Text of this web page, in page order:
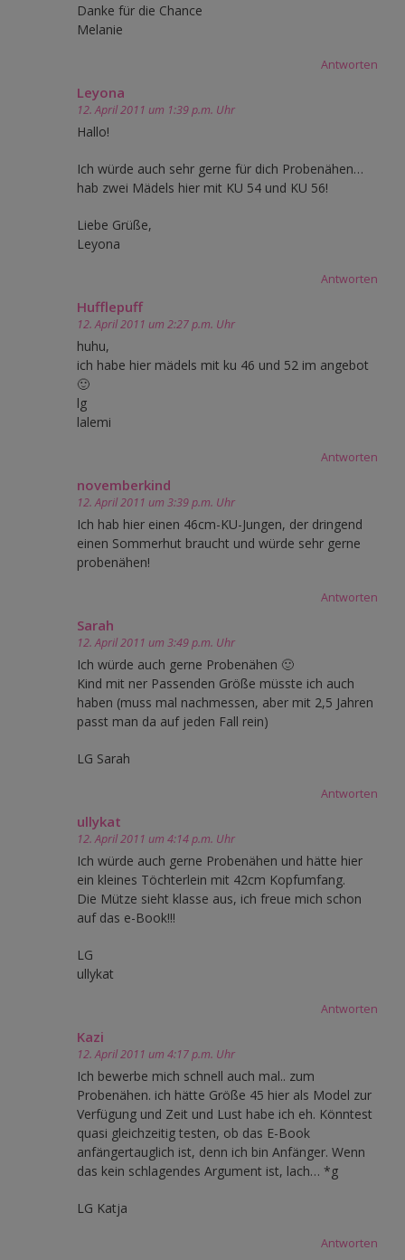
Danke für die Chance
Melanie
Antworten
Leyona
12. April 2011 um 1:39 p.m. Uhr
Hallo!
Ich würde auch sehr gerne für dich Probenähen…
hab zwei Mädels hier mit KU 54 und KU 56!
Liebe Grüße,
Leyona
Antworten
Hufflepuff
12. April 2011 um 2:27 p.m. Uhr
huhu,
ich habe hier mädels mit ku 46 und 52 im angebot
🙂
lg
lalemi
Antworten
novemberkind
12. April 2011 um 3:39 p.m. Uhr
Ich hab hier einen 46cm-KU-Jungen, der dringend
einen Sommerhut braucht und würde sehr gerne
probenähen!
Antworten
Sarah
12. April 2011 um 3:49 p.m. Uhr
Ich würde auch gerne Probenähen 🙂
Kind mit ner Passenden Größe müsste ich auch
haben (muss mal nachmessen, aber mit 2,5 Jahren
passt man da auf jeden Fall rein)
LG Sarah
Antworten
ullykat
12. April 2011 um 4:14 p.m. Uhr
Ich würde auch gerne Probenähen und hätte hier
ein kleines Töchterlein mit 42cm Kopfumfang.
Die Mütze sieht klasse aus, ich freue mich schon
auf das e-Book!!!
LG
ullykat
Antworten
Kazi
12. April 2011 um 4:17 p.m. Uhr
Ich bewerbe mich schnell auch mal.. zum
Probenähen. ich hätte Größe 45 hier als Model zur
Verfügung und Zeit und Lust habe ich eh. Könntest
quasi gleichzeitig testen, ob das E-Book
anfängertauglich ist, denn ich bin Anfänger. Wenn
das kein schlagendes Argument ist, lach… *g
LG Katja
Antworten